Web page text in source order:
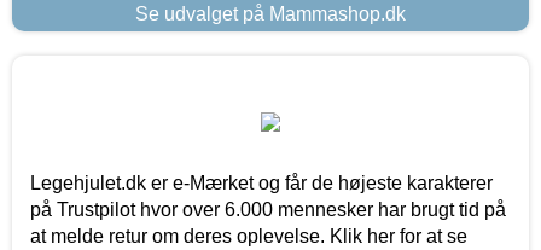
Se udvalget på Mammashop.dk
Legehjulet.dk er e-Mærket og får de højeste karakterer
på Trustpilot hvor over 6.000 mennesker har brugt tid på
at melde retur om deres oplevelse. Klik her for at se